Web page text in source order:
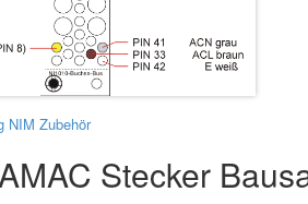
NIM Zubehör
Stecker